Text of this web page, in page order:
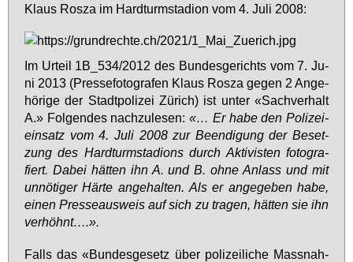
Klaus Ros­za im Hard­turm­sta­di­on vom 4. Ju­li 2008:
Im Ur­teil 1B_534/2012 des Bun­des­ge­richts vom 7. Ju­
ni 2013 (Pres­se­fo­to­gra­fen Klaus Ros­za ge­gen 2 An­ge­
hö­ri­ge der Stadt­po­li­zei Zü­rich) ist un­ter «Sach­ver­halt
A.» Fol­gen­des nach­zu­le­sen: «… Er ha­be den Po­li­zei­
ein­satz vom 4. Ju­li 2008 zur Be­en­di­gung der Be­set­
zung des Hard­turm­sta­di­ons durch Ak­ti­vis­ten fo­to­gra­
fiert. Da­bei hät­ten ihn A. und B. oh­ne An­lass und mit
un­nö­ti­ger Här­te an­ge­hal­ten. Als er an­ge­ge­ben ha­be,
ei­nen Pres­se­aus­weis auf sich zu tra­gen, hät­ten sie ihn
ver­höhnt….».
Falls das «Bun­des­ge­setz über po­li­zei­li­che Mass­nah­